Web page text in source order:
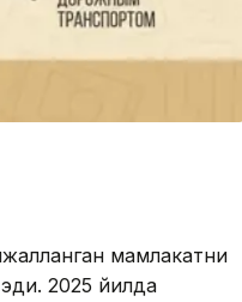
мамлакатни
2025 йилда